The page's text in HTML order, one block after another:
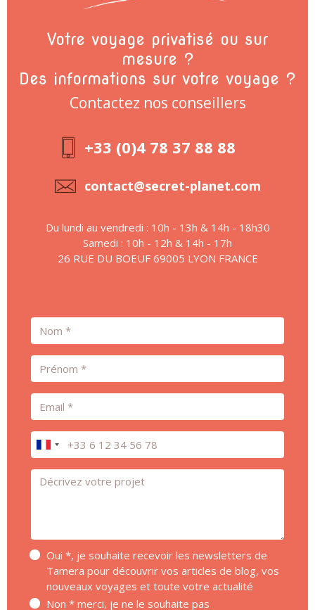
Votre voyage privatisé ou sur
mesure ?
Des informations sur votre voyage ?
Contactez nos conseillers
+33 (0)4 78 37 88 88
contact@secret-planet.com
Du lundi au vendredi : 10h - 13h & 14h - 18h30
Samedi : 10h - 12h & 14h - 17h
26 RUE DU BOEUF 69005 LYON FRANCE
Nom
Prénom
Email
Téléphone
Message *
Oui *, je souhaite recevoir les newsletters de
Tamera pour découvrir vos articles de blog, vos
nouveaux voyages et toute votre actualité
Non * merci, je ne le souhaite pas